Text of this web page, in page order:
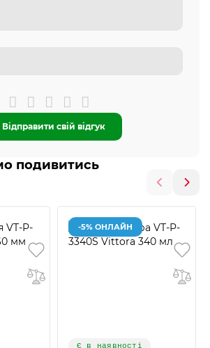
Відправити свій відгук
подивитись
-5% ОНЛАЙН
Є в наявності